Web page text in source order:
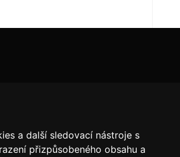
a další sledovací nástroje s
přizpůsobeného obsahu a